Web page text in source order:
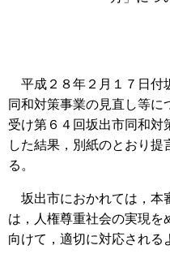
平成２８年２月１７日付
同和対策事業の見直し等に
受け第６４回坂出市同和対
した結果，別紙のとおり
る。
坂出市におかれては，本
は，人権尊重社会の実現を
向けて，適切に対応される